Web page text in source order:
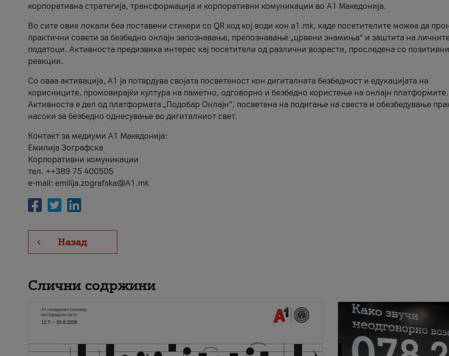
корпоративна стратегија, трансформација и корпоративни комуникации во А1 Македонија.
Во сите овие локали беа поставени стикери со QR код кој води кон a1.mk, каде посетителите можеа да
практични совети за безбедно онлајн запознавање, препознавање „црвени знамиња“ и заштита на
податоци. Активноста предизвика интерес кај посетители од различни возрасти, проследена со позитивни
реакции.
Со оваа активација, А1 ја потврдува својата посветеност кон дигиталната безбедност и едукацијата на
корисниците, промовирајќи култура на паметно, одговорно и безбедно користење на онлајн платформите.
Активноста е дел од платформата „Подобар Онлајн“, посветена на подигање на свеста и обезбедување
насоки за безбедно однесување во дигиталниот свет.
Контакт за медиуми А1 Македонија:
Емилија Зографска
Корпоративни комуникации
тел. ++389 75 400505
e-mail: emilija.zografska@A1.mk
Назад
Слични содржини